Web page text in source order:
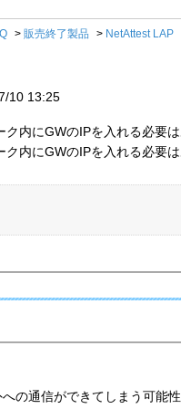
> 販売終了製品 > NetAttest LAP
10 13:25
ク内にGWのIPを入れる必要
ク内にGWのIPを入れる必要
の通信ができてしまう可能